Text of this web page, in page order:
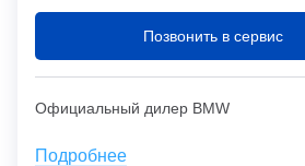
Позвонить в сервис
Официальный дилер BMW
Подробнее